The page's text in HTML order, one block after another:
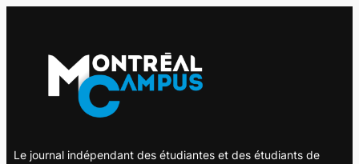
Le journal indépendant des étudiantes et des étudiants de